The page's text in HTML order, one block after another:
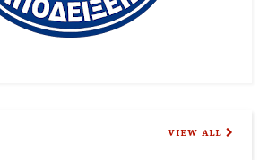
VIEW ALL